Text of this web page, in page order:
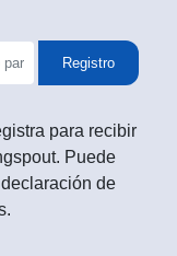
Registro
para recibir
Puede
de